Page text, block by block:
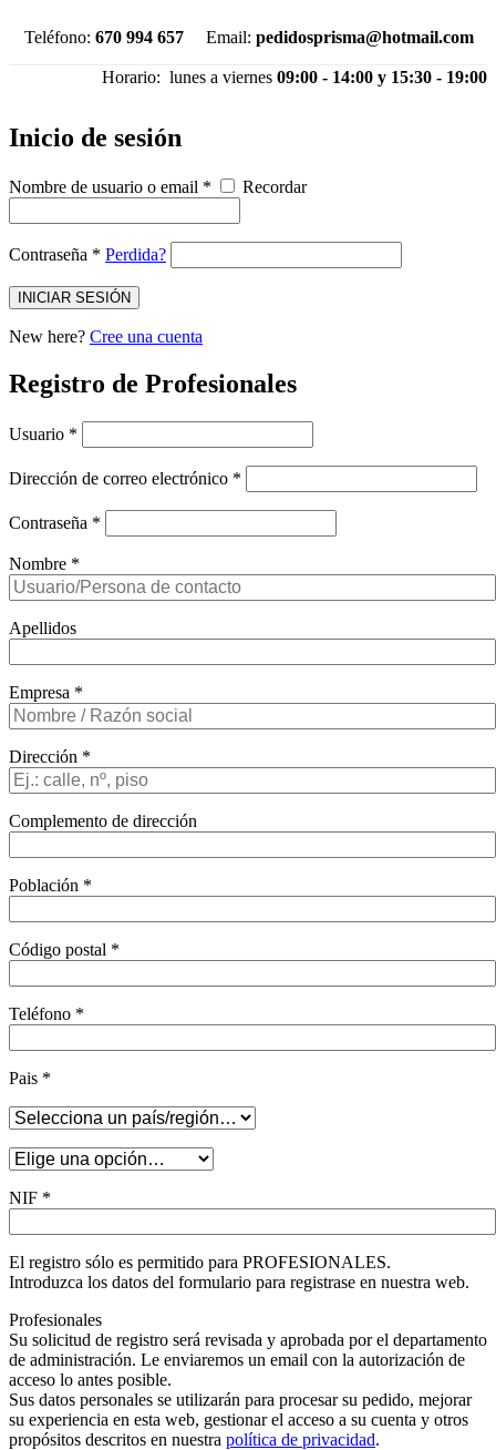
Teléfono: 670 994 657 Email: pedidosprisma@hotmail.com
Horario: lunes a viernes 09:00 - 14:00 y 15:30 - 19:00
Inicio de sesión
Nombre de usuario o email * Recordar
Contraseña * Perdida?
INICIAR SESIÓN
New here? Cree una cuenta
Registro de Profesionales
Usuario *
Dirección de correo electrónico *
Contraseña *
Nombre *
Apellidos
Empresa *
Dirección *
Complemento de dirección
Población *
Código postal *
Teléfono *
Pais *
NIF *
El registro sólo es permitido para PROFESIONALES.
Introduzca los datos del formulario para registrase en nuestra web.
Profesionales
Su solicitud de registro será revisada y aprobada por el departamento
de administración. Le enviaremos un email con la autorización de
acceso lo antes posible.
Sus datos personales se utilizarán para procesar su pedido, mejorar
su experiencia en esta web, gestionar el acceso a su cuenta y otros
propósitos descritos en nuestra política de privacidad.